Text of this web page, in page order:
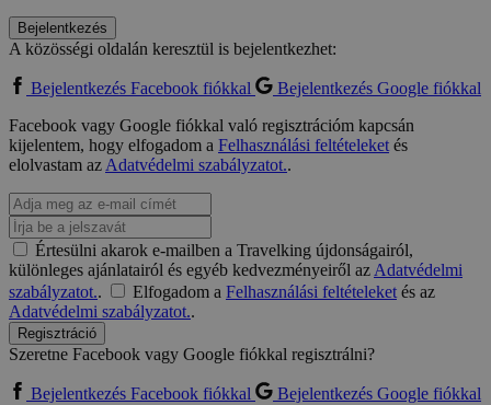
Bejelentkezés
A közösségi oldalán keresztül is bejelentkezhet:
Bejelentkezés Facebook fiókkal
Bejelentkezés Google fiókkal
Facebook vagy Google fiókkal való regisztrációm kapcsán
kijelentem, hogy elfogadom a Felhasználási feltételeketés
elolvastam azAdatvédelmi szabályzatot..
Értesülni akarok e-mailben a Travelking újdonságairól,
különleges ajánlatairól és egyéb kedvezményeiről azAdatvédelmi
szabályzatot.. Elfogadom a Felhasználási feltételeketés az
Adatvédelmi szabályzatot..
Regisztráció
Szeretne Facebook vagy Google fiókkal regisztrálni?
Bejelentkezés Facebook fiókkal
Bejelentkezés Google fiókkal